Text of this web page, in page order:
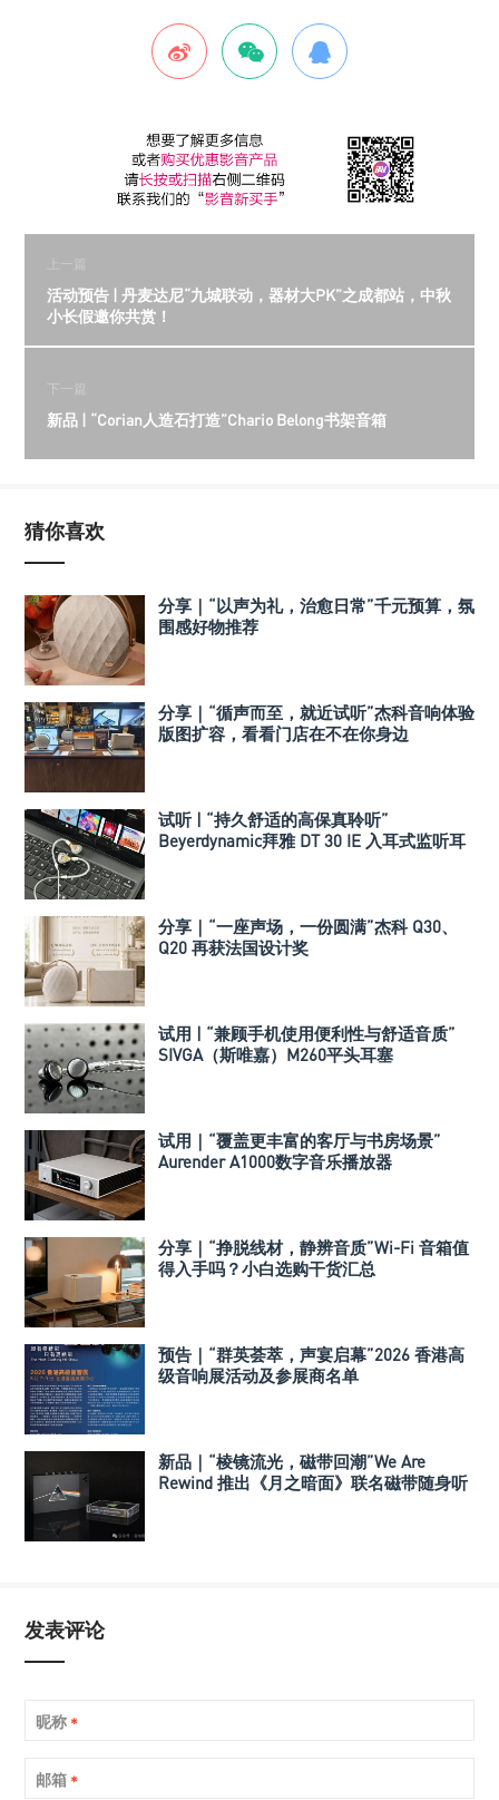
上一篇
活动预告 | 丹麦达尼“九城联动，器材大PK”之成都站，中秋
小长假邀你共赏！
下一篇
新品 | “Corian人造石打造”Chario Belong书架音箱
猜你喜欢
分享｜“以声为礼，治愈日常”千元预算，氛
围感好物推荐
分享｜“循声而至，就近试听”杰科音响体验
版图扩容，看看门店在不在你身边
试听 | “持久舒适的高保真聆听”
Beyerdynamic拜雅 DT 30 IE 入耳式监听耳
分享｜“一座声场，一份圆满”杰科 Q30、
Q20 再获法国设计奖
试用 | “兼顾手机使用便利性与舒适音质”
SIVGA（斯唯嘉）M260平头耳塞
试用｜“覆盖更丰富的客厅与书房场景”
Aurender A1000数字音乐播放器
分享｜“挣脱线材，静辨音质”Wi-Fi 音箱值
得入手吗？小白选购干货汇总
预告｜“群英荟萃，声宴启幕”2026 香港高
级音响展活动及参展商名单
新品｜“棱镜流光，磁带回潮”We Are
Rewind 推出《月之暗面》联名磁带随身听
发表评论
昵称 *
邮箱 *